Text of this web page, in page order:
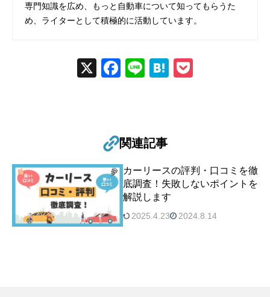
専門知識を広め、もっと自動車について知ってもらうた
め、ライターとして積極的に活動しています。
X
Fac
Line
Hat
関連記事
カーリースの評判・口コミを徹
底調査！失敗しないポイントを
解説します
2025.4.23 2024.8.14